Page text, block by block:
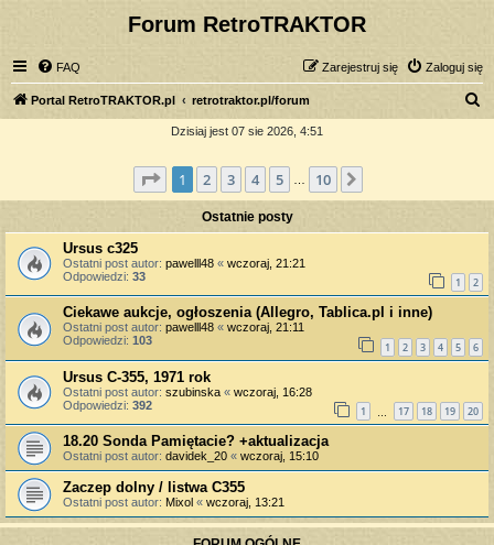
Forum RetroTRAKTOR
FAQ Zaloguj się
Zarejestruj się
Portal RetroTRAKTOR.pl retrotraktor.pl/forum
a
j
Dzisiaj jest 07 sie 2026, 4:51
Strona z10
1 2 3 4 5 10
Ostatnie posty
Ursus c325
Ostatni post autor: pawelll48 « wczoraj, 21:21
Odpowiedzi: 33 1 2
Ciekawe aukcje, ogłoszenia (Allegro, Tablica.pl i inne)
Ostatni post autor: pawelll48 « wczoraj, 21:11
Odpowiedzi: 103 1 2 3 4 5 6
Ursus C-355, 1971 rok
Ostatni post autor: szubinska « wczoraj, 16:28
Odpowiedzi: 392 1 17 18 19 20
18.20 Sonda Pamiętacie? +aktualizacja
Ostatni post autor: davidek_20 « wczoraj, 15:10
Zaczep dolny / listwa C355
Ostatni post autor: Mixol « wczoraj, 13:21